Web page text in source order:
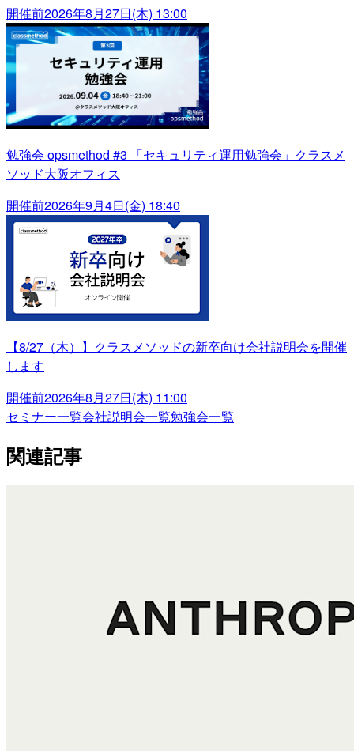
開催前2026年8月27日(木) 13:00
勉強会 opsmethod #3 「セキュリティ運用勉強会」クラスメ
ソッド大阪オフィス
開催前2026年9月4日(金) 18:40
【8/27（木）】クラスメソッドの新卒向け会社説明会を開催
します
開催前2026年8月27日(木) 11:00
セミナー一覧会社説明会一覧勉強会一覧
関連記事